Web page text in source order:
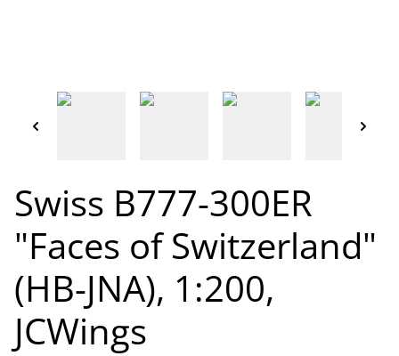
Swiss B777-300ER
"Faces of Switzerland"
(HB-JNA), 1:200,
JCWings